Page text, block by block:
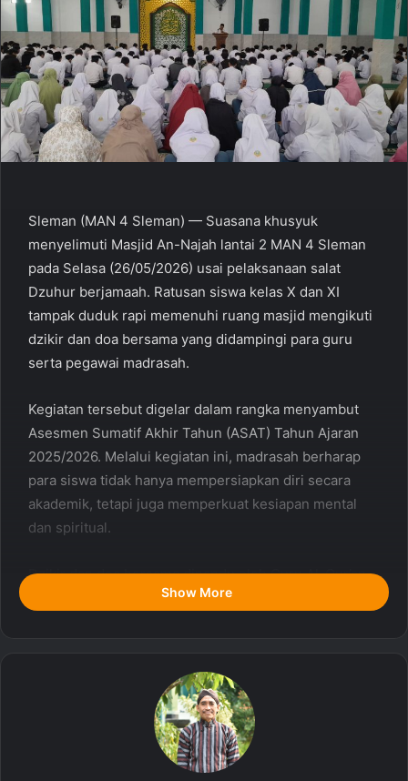
Sleman (MAN 4 Sleman) — Suasana khusyuk
menyelimuti Masjid An-Najah lantai 2 MAN 4 Sleman
pada Selasa (26/05/2026) usai pelaksanaan salat
Dzuhur berjamaah. Ratusan siswa kelas X dan XI
tampak duduk rapi memenuhi ruang masjid mengikuti
dzikir dan doa bersama yang didampingi para guru
serta pegawai madrasah.
Kegiatan tersebut digelar dalam rangka menyambut
Asesmen Sumatif Akhir Tahun (ASAT) Tahun Ajaran
2025/2026. Melalui kegiatan ini, madrasah berharap
para siswa tidak hanya mempersiapkan diri secara
akademik, tetapi juga memperkuat kesiapan mental
dan spiritual.
Dzikir dan doa bersama dipandu oleh Guru Al-Qur’an
Hadis, Andi Muchtar, S.Pd. Dalam tausiyah singkatnya
faktor utama keberhasilan seseorang.
Ia mengisahkan seorang anak yang enggan pergi ke
masjid karena merasa tidak dapat khusyuk beribadah
akibat terganggu oleh perilaku orang lain di
Show More